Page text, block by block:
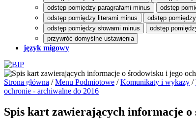
odstęp pomiędzy paragrafami minus
odstęp
odstęp pomiędzy literami minus
odstęp
odstęp pomiędzy słowami minus
odstęp
przywróć domyślne ustawienia
język migowy
Strona główna /Menu Podmiotowe /Komunikaty i wykazy /
ochronie - archiwalne do 2016
Spis kart zawierających informacje